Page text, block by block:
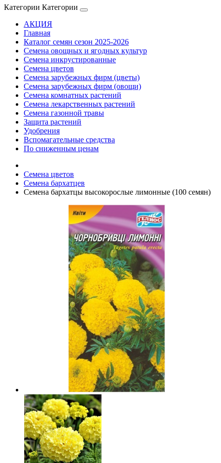
Категории Категории
АКЦИЯ
Главная
Каталог семян сезон 2025-2026
Семена овощных и ягодных культур
Семена инкрустированные
Семена цветов
Семена зарубежных фирм (цветы)
Семена зарубежных фирм (овощи)
Семена комнатных растений
Семена лекарственных растений
Семена газонной травы
Защита растений
Удобрения
Вспомагательные средства
По сниженным ценам
Семена цветов
Семена бархатцев
Семена бархатцы высокорослые лимонные (100 семян)